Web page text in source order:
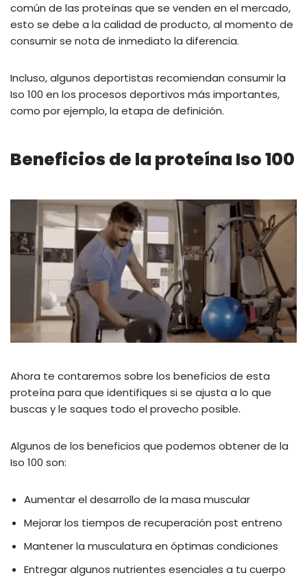
común de las proteínas que se venden en el mercado,
esto se debe a la calidad de producto, al momento de
consumir se nota de inmediato la diferencia.
Incluso, algunos deportistas recomiendan consumir la
Iso 100 en los procesos deportivos más importantes,
como por ejemplo, la etapa de definición.
Beneficios de la proteína Iso 100
Ahora te contaremos sobre los beneficios de esta
proteína para que identifiques si se ajusta a lo que
buscas y le saques todo el provecho posible.
Algunos de los beneficios que podemos obtener de la
Iso 100 son:
Aumentar el desarrollo de la masa muscular
Mejorar los tiempos de recuperación post entreno
Mantener la musculatura en óptimas condiciones
Entregar algunos nutrientes esenciales a tu cuerpo